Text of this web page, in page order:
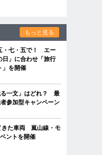
もっと見る
・七・五で！ エー
日」に合わせ「旅行
」を開催
る一文」はどれ？ 最
参加型キャンペーン
きた車両 嵐山線・モ
ントを開催